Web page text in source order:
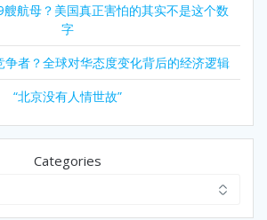
航母？美国真正害怕的其实不是这个数
字
争者？全球对华态度变化背后的经济逻辑
“北京没有人情世故”
Categories